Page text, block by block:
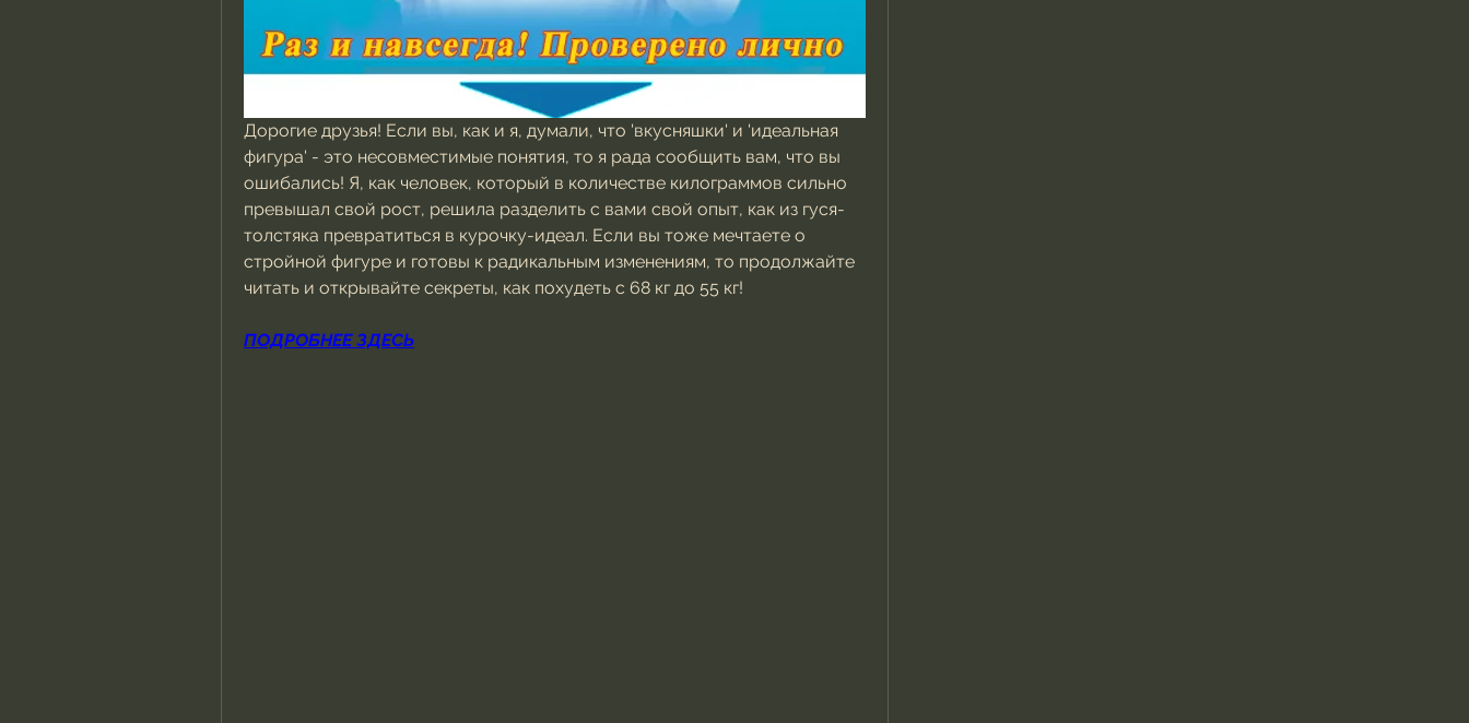
Дорогие друзья! Если вы, как и я, думали, что 'вкусняшки' и 'идеальная
фигура' - это несовместимые понятия, то я рада сообщить вам, что вы
ошибались! Я, как человек, который в количестве килограммов сильно
превышал свой рост, решила разделить с вами свой опыт, как из гуся-
толстяка превратиться в курочку-идеал. Если вы тоже мечтаете о
стройной фигуре и готовы к радикальным изменениям, то продолжайте
читать и открывайте секреты, как похудеть с 68 кг до 55 кг!
ПОДРОБНЕЕ ЗДЕСЬ